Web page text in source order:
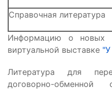
Справочная литература
Информацию о новых
виртуальной выставке
Литература для
договорно-